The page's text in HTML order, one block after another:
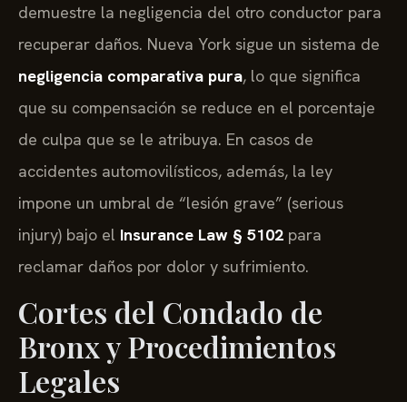
demuestre la negligencia del otro conductor para
recuperar daños. Nueva York sigue un sistema de
negligencia comparativa pura, lo que significa
que su compensación se reduce en el porcentaje
de culpa que se le atribuya. En casos de
accidentes automovilísticos, además, la ley
impone un umbral de “lesión grave” (serious
injury) bajo el Insurance Law § 5102 para
reclamar daños por dolor y sufrimiento.
Cortes del Condado de
Bronx y Procedimientos
Legales